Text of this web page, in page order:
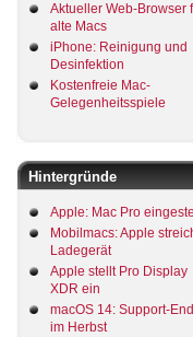
Aktueller Web-Browser
alte Macs
iPhone: Reinigung und
Desinfektion
Kostenfreie Mac-
Gelegenheitsspiele
Hintergründe
Apple: Mac Pro
Mobilmacs: Apple
Ladegerät
Apple stellt Pro Display
XDR ein
macOS 14: Support-
im Herbst